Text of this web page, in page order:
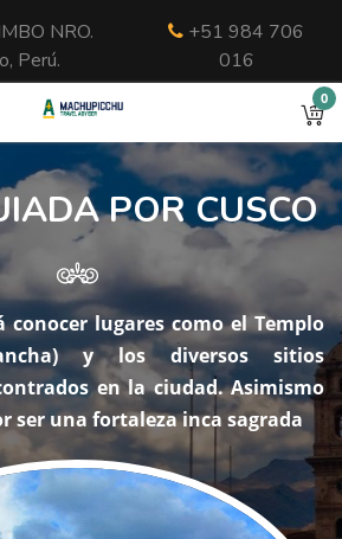
NRO.
Perú.
+51 984 706
016
0
POR CUSCO
lugares como el Templo
y los diversos sitios
en la ciudad. Asimismo
ser una fortaleza inca sagrada